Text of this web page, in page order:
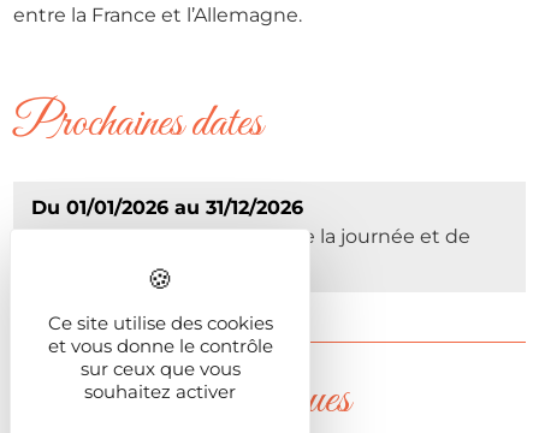
entre la France et l’Allemagne.
Prochaines dates
Du 01/01/2026 au 31/12/2026
Du Lundi au Dimanche Toute la journée et de
08:00 à 20:00
Informations pratiques
Ce site utilise des cookies
et vous donne le contrôle
sur ceux que vous
souhaitez activer